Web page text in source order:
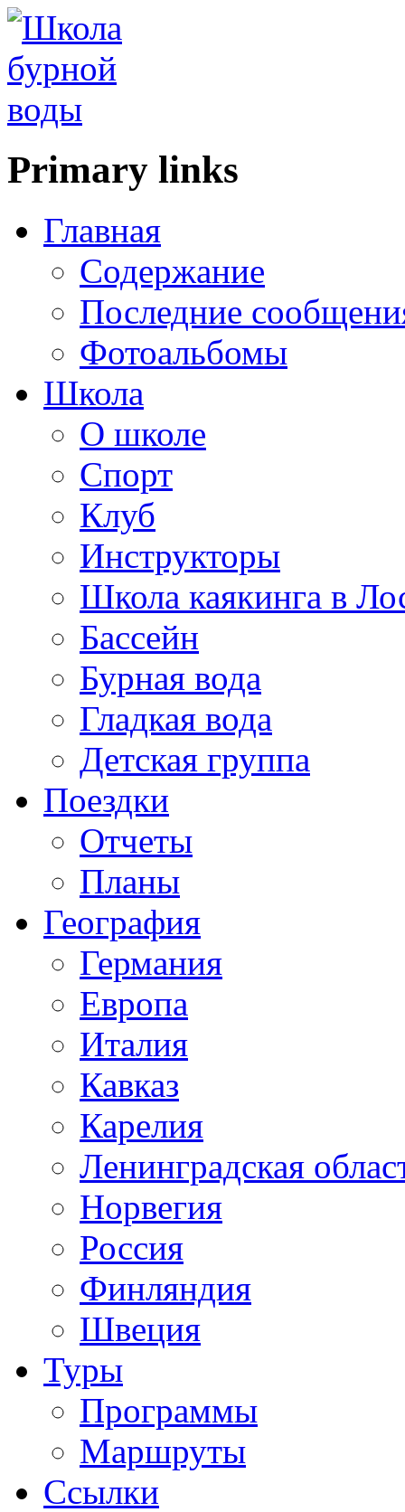
Primary links
Главная
Содержание
Последние
Фотоальбомы
Школа
О школе
Спорт
Клуб
Инструкторы
Школа каякинга в
Бассейн
Бурная вода
Гладкая вода
Детская группа
Поездки
Отчеты
Планы
География
Германия
Европа
Италия
Кавказ
Карелия
Ленинградская
Норвегия
Россия
Финляндия
Швеция
Туры
Программы
Маршруты
Ссылки